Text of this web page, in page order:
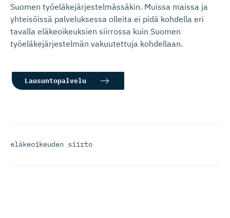
Suomen työeläkejärjestelmässäkin. Muissa maissa ja
yhteisöissä palveluksessa olleita ei pidä kohdella eri
tavalla eläkeoikeuksien siirrossa kuin Suomen
työeläkejärjestelmän vakuutettuja kohdellaan.
Lausuntopalvelu
eläkeoikeuden siirto